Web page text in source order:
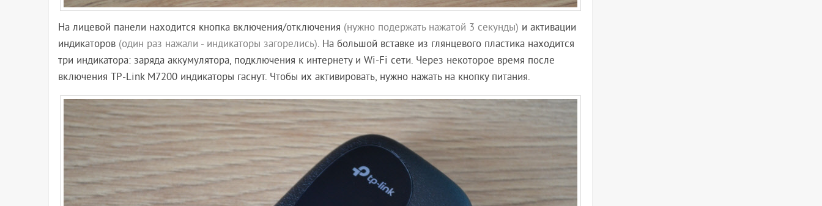
На лицевой панели находится кнопка включения/отключения (нужно подержать нажатой 3 секунды) и активации
индикаторов (один раз нажали - индикаторы загорелись). На большой вставке из глянцевого пластика находится
три индикатора: заряда аккумулятора, подключения к интернету и Wi-Fi сети. Через некоторое время после
включения TP-Link M7200 индикаторы гаснут. Чтобы их активировать, нужно нажать на кнопку питания.